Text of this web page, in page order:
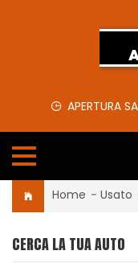
APERTURA
Home - Usato
CERCA LA TUA AUTO